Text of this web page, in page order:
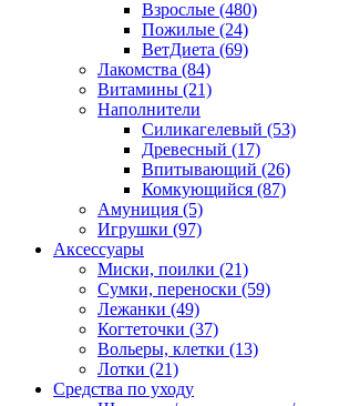
Взрослые (480)
Пожилые (24)
ВетДиета (69)
Лакомства (84)
Витамины (21)
Наполнители
Силикагелевый (53)
Древесный (17)
Впитывающий (26)
Комкующийся (87)
Амуниция (5)
Игрушки (97)
Аксессуары
Миски, поилки (21)
Сумки, переноски (59)
Лежанки (49)
Когтеточки (37)
Вольеры, клетки (13)
Лотки (21)
Средства по уходу